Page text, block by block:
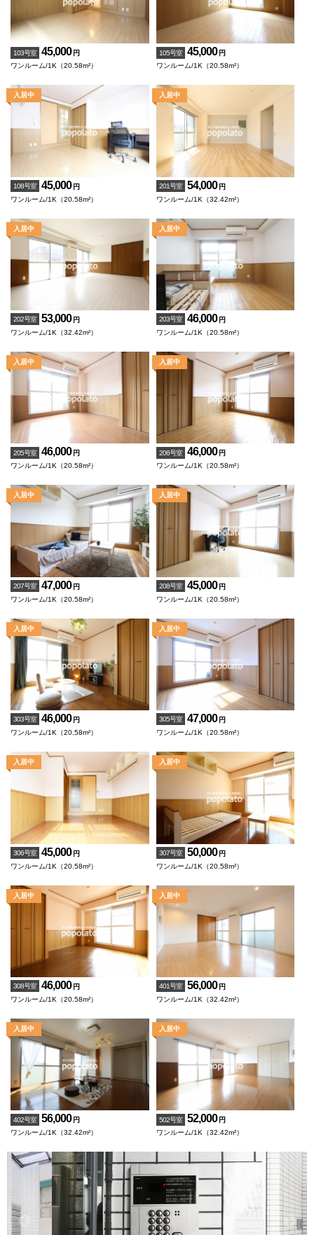
103号室 45,000 円
ワンルーム/1K（20.58m²）
105号室 45,000 円
ワンルーム/1K（20.58m²）
108号室 45,000 円
ワンルーム/1K（20.58m²）
201号室 54,000 円
ワンルーム/1K（32.42m²）
202号室 53,000 円
ワンルーム/1K（32.42m²）
203号室 46,000 円
ワンルーム/1K（20.58m²）
205号室 46,000 円
ワンルーム/1K（20.58m²）
206号室 46,000 円
ワンルーム/1K（20.58m²）
207号室 47,000 円
ワンルーム/1K（20.58m²）
208号室 45,000 円
ワンルーム/1K（20.58m²）
303号室 46,000 円
ワンルーム/1K（20.58m²）
305号室 47,000 円
ワンルーム/1K（20.58m²）
306号室 45,000 円
ワンルーム/1K（20.58m²）
307号室 50,000 円
ワンルーム/1K（20.58m²）
308号室 46,000 円
ワンルーム/1K（20.58m²）
401号室 56,000 円
ワンルーム/1K（32.42m²）
402号室 56,000 円
ワンルーム/1K（32.42m²）
502号室 52,000 円
ワンルーム/1K（32.42m²）